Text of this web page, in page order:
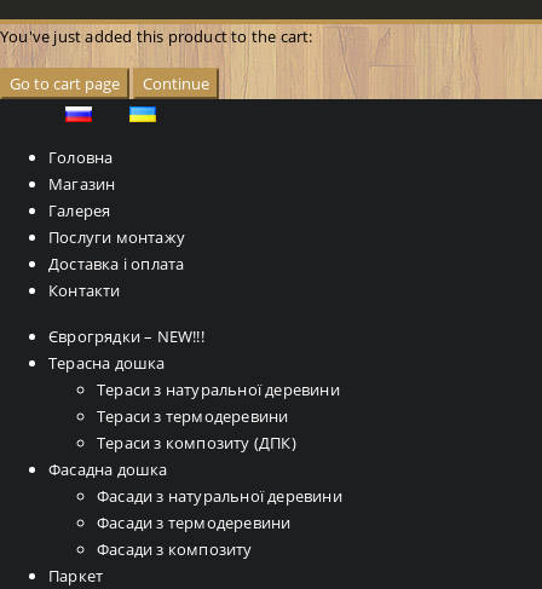
You've just added this product to the cart:
Go to cart page Continue
Головна
Магазин
Галерея
Послуги монтажу
Доставка і оплата
Контакти
Єврогрядки – NEW!!!
Терасна дошка
Тераси з натуральної деревини
Тераси з термодеревини
Тераси з композиту (ДПК)
Фасадна дошка
Фасади з натуральної деревини
Фасади з термодеревини
Фасади з композиту
Паркет